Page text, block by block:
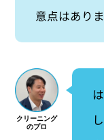
意点はあり